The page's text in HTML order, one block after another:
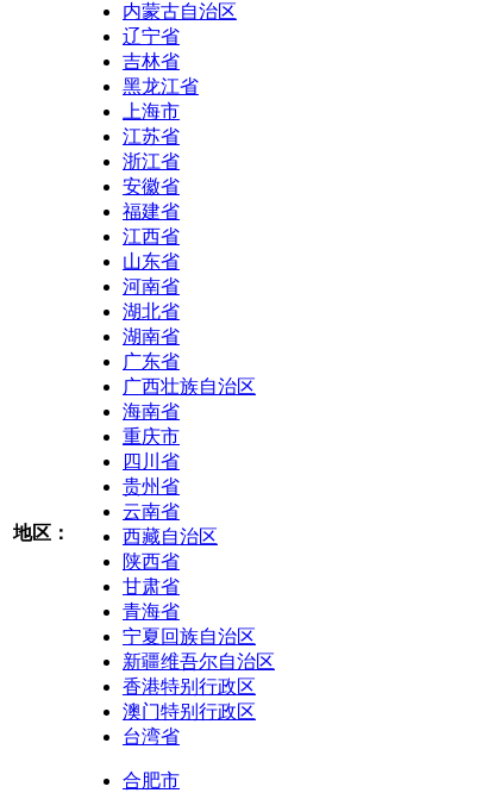
地区：
内蒙古自治区
辽宁省
吉林省
黑龙江省
上海市
江苏省
浙江省
安徽省
福建省
江西省
山东省
河南省
湖北省
湖南省
广东省
广西壮族自治区
海南省
重庆市
四川省
贵州省
云南省
西藏自治区
陕西省
甘肃省
青海省
宁夏回族自治区
新疆维吾尔自治区
香港特别行政区
澳门特别行政区
台湾省
合肥市